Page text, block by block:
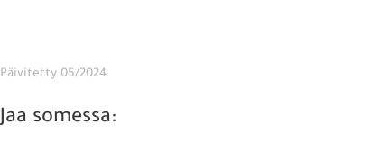
Päivitetty 05/2024
Jaa somessa: